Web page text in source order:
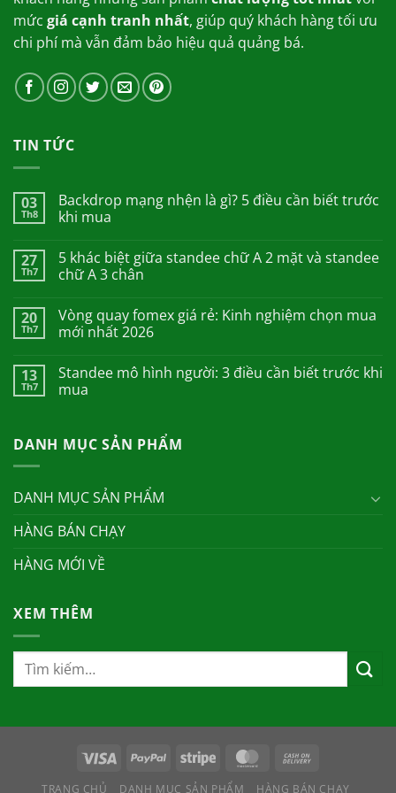
mức giá cạnh tranh nhất, giúp quý khách hàng tối ưu
chi phí mà vẫn đảm bảo hiệu quả quảng bá.
TIN TỨC
03
Th8
Backdrop mạng nhện là gì? 5 điều cần biết trước
khi mua
27
Th7
5 khác biệt giữa standee chữ A 2 mặt và standee
chữ A 3 chân
20
Th7
Vòng quay fomex giá rẻ: Kinh nghiệm chọn mua
mới nhất 2026
13
Th7
Standee mô hình người: 3 điều cần biết trước khi
mua
DANH MỤC SẢN PHẨM
DANH MỤC SẢN PHẨM
HÀNG BÁN CHẠY
HÀNG MỚI VỀ
XEM THÊM
TRANG CHỦ DANH MỤC SẢN PHẨM HÀNG BÁN CHẠY